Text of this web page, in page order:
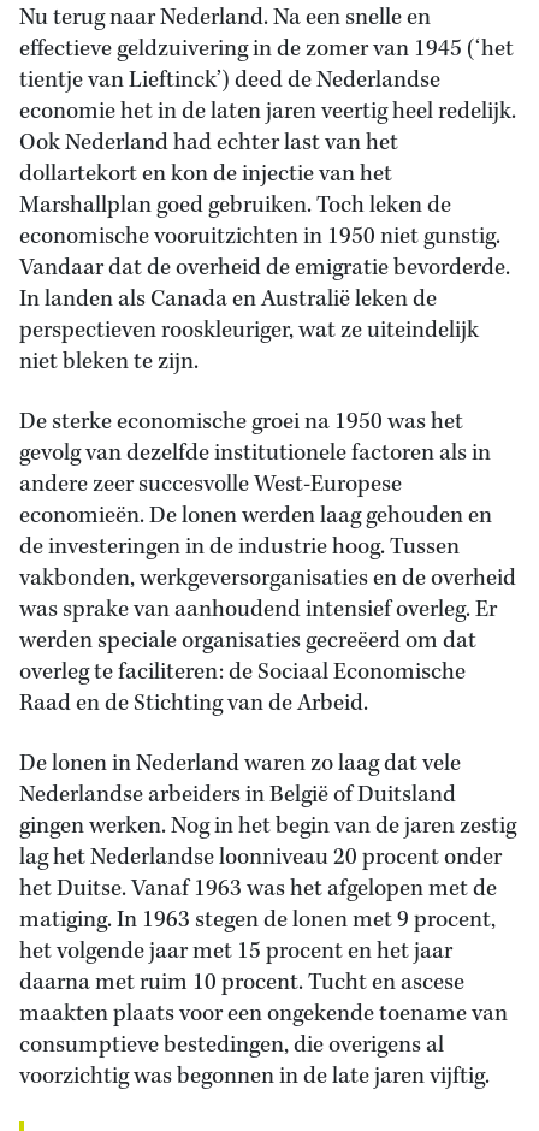
Nu terug naar Nederland. Na een snelle en
effectieve geldzuivering in de zomer van 1945 (‘het
tientje van Lieftinck’) deed de Nederlandse
economie het in de laten jaren veertig heel redelijk.
Ook Nederland had echter last van het
dollartekort en kon de injectie van het
Marshallplan goed gebruiken. Toch leken de
economische vooruitzichten in 1950 niet gunstig.
Vandaar dat de overheid de emigratie bevorderde.
In landen als Canada en Australië leken de
perspectieven rooskleuriger, wat ze uiteindelijk
niet bleken te zijn.
De sterke economische groei na 1950 was het
gevolg van dezelfde institutionele factoren als in
andere zeer succesvolle West-Europese
economieën. De lonen werden laag gehouden en
de investeringen in de industrie hoog. Tussen
vakbonden, werkgeversorganisaties en de overheid
was sprake van aanhoudend intensief overleg. Er
werden speciale organisaties gecreëerd om dat
overleg te faciliteren: de Sociaal Economische
Raad en de Stichting van de Arbeid.
De lonen in Nederland waren zo laag dat vele
Nederlandse arbeiders in België of Duitsland
gingen werken. Nog in het begin van de jaren zestig
lag het Nederlandse loonniveau 20 procent onder
het Duitse. Vanaf 1963 was het afgelopen met de
matiging. In 1963 stegen de lonen met 9 procent,
het volgende jaar met 15 procent en het jaar
daarna met ruim 10 procent. Tucht en ascese
maakten plaats voor een ongekende toename van
consumptieve bestedingen, die overigens al
voorzichtig was begonnen in de late jaren vijftig.